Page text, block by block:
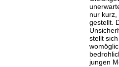
nur kurz,
gestellt.
stellt
jungen